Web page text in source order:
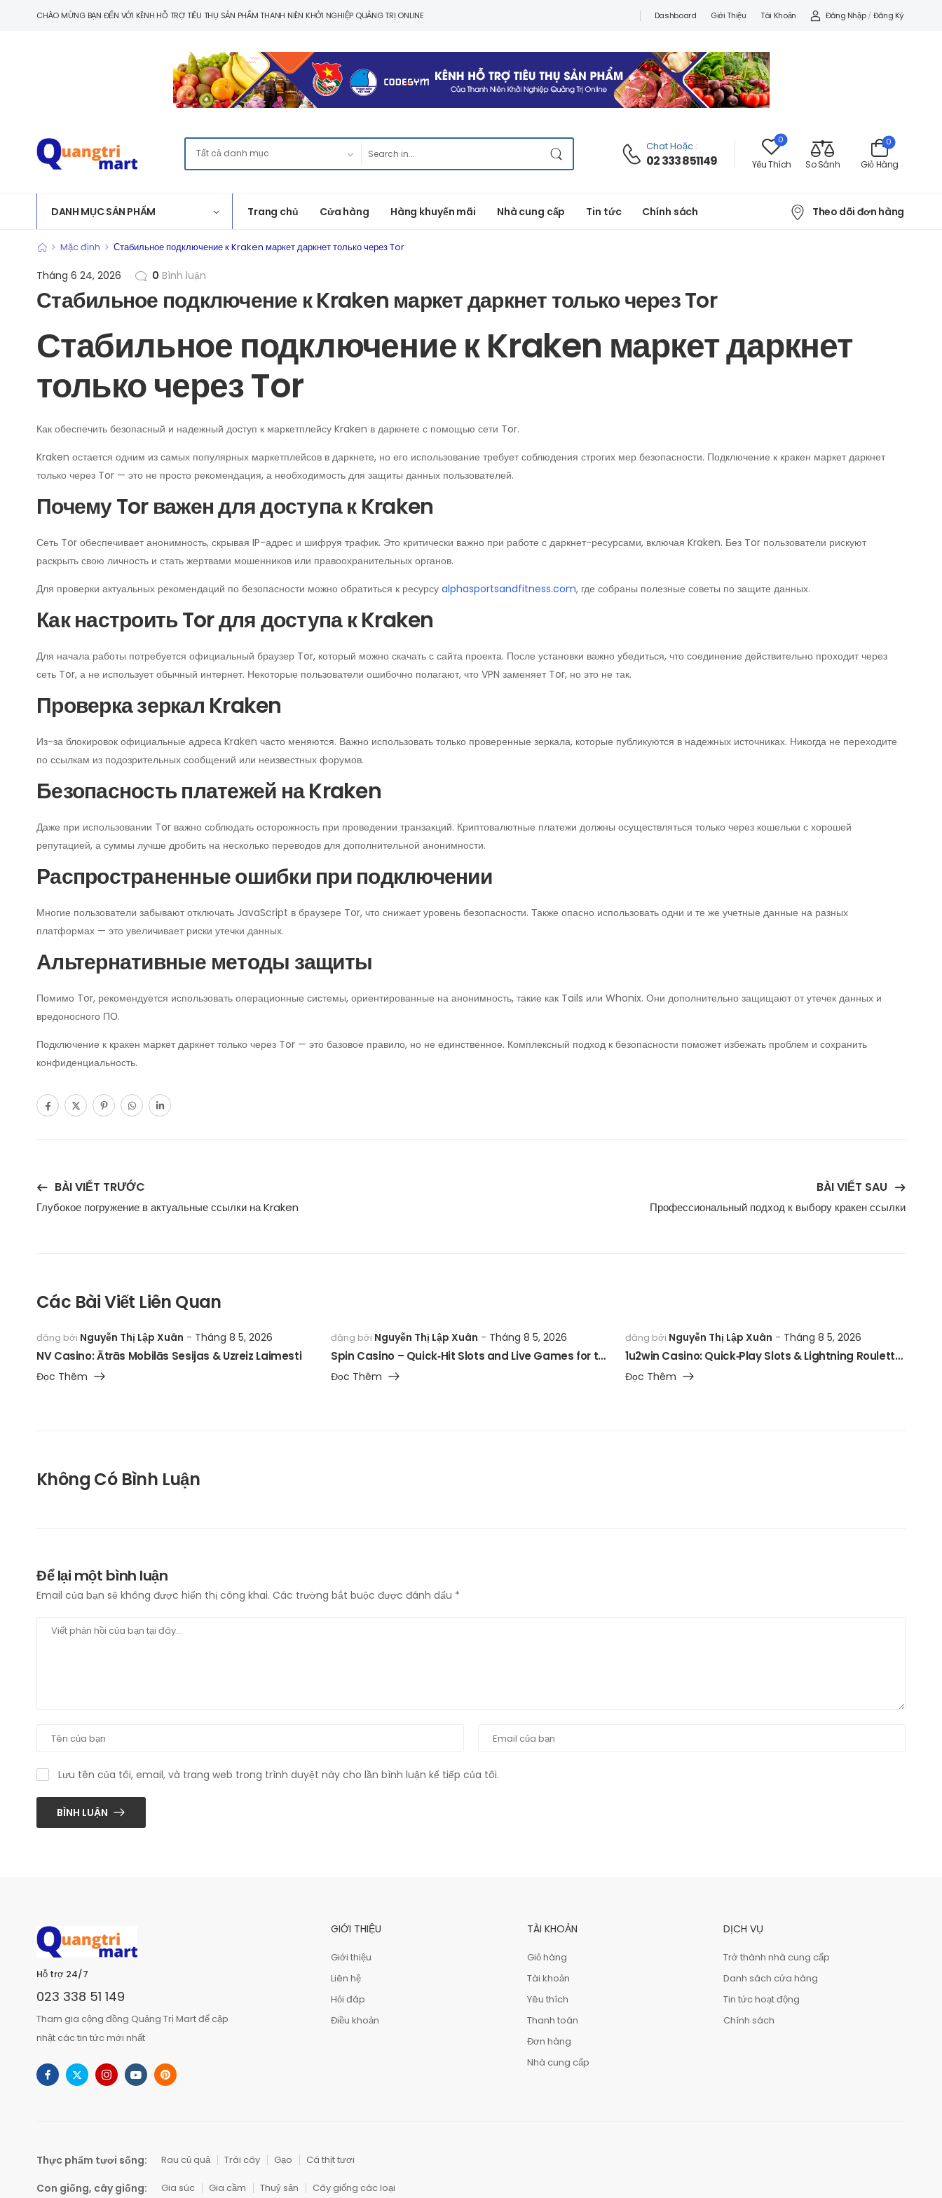
CHÀO MỪNG BẠN ĐẾN VỚI KÊNH HỖ TRỢ TIÊU THỤ SẢN PHẨM THANH NIÊN KHỞI NGHIỆP QUẢNG TRỊ ONLINE Dashboard Giới Thiệu Tài Khoản Đăng Nhập / Đăng Ký
Chat Hoặc :
02 333 851149
0
Yêu Thích So Sánh Giỏ Hàng
0
DANH MỤC SẢN PHẨM Trang chủ Cửa hàng Hàng khuyến mãi Nhà cung cấp Tin tức Chính sách Theo dõi đơn hàng
> Mặc định > Стабильное подключение к Kraken маркет даркнет только через Tor
Tháng 6 24, 2026 0 Bình luận
Стабильное подключение к Kraken маркет даркнет только через Tor
Стабильное подключение к Kraken маркет даркнет
только через Tor
Как обеспечить безопасный и надежный доступ к маркетплейсу Kraken в даркнете с помощью сети Tor.
Kraken остается одним из самых популярных маркетплейсов в даркнете, но его использование требует соблюдения строгих мер безопасности. Подключение к кракен маркет даркнет
только через Tor — это не просто рекомендация, а необходимость для защиты данных пользователей.
Почему Tor важен для доступа к Kraken
Сеть Tor обеспечивает анонимность, скрывая IP-адрес и шифруя трафик. Это критически важно при работе с даркнет-ресурсами, включая Kraken. Без Tor пользователи рискуют
раскрыть свою личность и стать жертвами мошенников или правоохранительных органов.
Для проверки актуальных рекомендаций по безопасности можно обратиться к ресурсу alphasportsandfitness.com, где собраны полезные советы по защите данных.
Как настроить Tor для доступа к Kraken
Для начала работы потребуется официальный браузер Tor, который можно скачать с сайта проекта. После установки важно убедиться, что соединение действительно проходит через
сеть Tor, а не использует обычный интернет. Некоторые пользователи ошибочно полагают, что VPN заменяет Tor, но это не так.
Проверка зеркал Kraken
Из-за блокировок официальные адреса Kraken часто меняются. Важно использовать только проверенные зеркала, которые публикуются в надежных источниках. Никогда не переходите
по ссылкам из подозрительных сообщений или неизвестных форумов.
Безопасность платежей на Kraken
Даже при использовании Tor важно соблюдать осторожность при проведении транзакций. Криптовалютные платежи должны осуществляться только через кошельки с хорошей
репутацией, а суммы лучше дробить на несколько переводов для дополнительной анонимности.
Распространенные ошибки при подключении
Многие пользователи забывают отключать JavaScript в браузере Tor, что снижает уровень безопасности. Также опасно использовать одни и те же учетные данные на разных
платформах — это увеличивает риски утечки данных.
Альтернативные методы защиты
Помимо Tor, рекомендуется использовать операционные системы, ориентированные на анонимность, такие как Tails или Whonix. Они дополнительно защищают от утечек данных и
вредоносного ПО.
Подключение к кракен маркет даркнет только через Tor — это базовое правило, но не единственное. Комплексный подход к безопасности поможет избежать проблем и сохранить
конфиденциальность.
BÀI VIẾT TRƯỚC
Глубокое погружение в актуальные ссылки на Kraken
BÀI VIẾT SAU
Профессиональный подход к выбору кракен ссылки
Các Bài Viết Liên Quan
đăng bởi Nguyễn Thị Lập Xuân Tháng 8 5, 2026
NV Casino: Ātrās Mobilās Sesijas & Uzreiz Laimesti
Đọc Thêm
đăng bởi Nguyễn Thị Lập Xuân Tháng 8 5, 2026
Spin Casino – Quick‑Hit Slots and Live Games for the Fast‑Paced Player
Đọc Thêm
đăng bởi Nguyễn Thị Lập Xuân Tháng 8 5, 2026
1u2win Casino: Quick‑Play Slots & Lightning Roulette for the On‑The‑Go Gambler
Đọc Thêm
Không Có Bình Luận
Để lại một bình luận
Email của bạn sẽ không được hiển thị công khai. Các trường bắt buộc được đánh dấu *
Lưu tên của tôi, email, và trang web trong trình duyệt này cho lần bình luận kế tiếp của tôi.
BÌNH LUẬN
Hỗ trợ 24/7
023 338 51 149
Tham gia cộng đồng Quảng Trị Mart để cập
nhật các tin tức mới nhất
GIỚI THIỆU
Giới thiệu
Liên hệ
Hỏi đáp
Điều khoản
TÀI KHOẢN
Giỏ hàng
Tài khoản
Yêu thích
Thanh toán
Đơn hàng
Nhà cung cấp
DỊCH VỤ
Trở thành nhà cung cấp
Danh sách cửa hàng
Tin tức hoạt động
Chính sách
Thực phẩm tươi sống: Rau củ quả Trái cây Gạo Cá thịt tươi
Con giống, cây giống: Gia súc Gia cầm Thuỷ sản Cây giống các loại